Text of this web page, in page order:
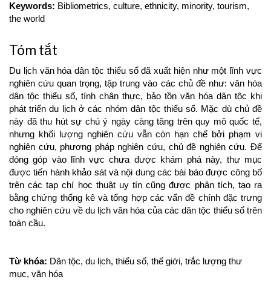
Keywords: Bibliometrics, culture, ethnicity, minority, tourism,
the world
Tóm tắt
Du lịch văn hóa dân tộc thiểu số đã xuất hiện như một lĩnh vực
nghiên cứu quan trọng, tập trung vào các chủ đề như: văn hóa
dân tộc thiểu số, tính chân thực, bảo tồn văn hóa dân tộc khi
phát triển du lịch ở các nhóm dân tộc thiểu số. Mặc dù chủ đề
này đã thu hút sự chú ý ngày càng tăng trên quy mô quốc tế,
nhưng khối lượng nghiên cứu vẫn còn hạn chế bởi phạm vi
nghiên cứu, phương pháp nghiên cứu, chủ đề nghiên cứu. Để
đóng góp vào lĩnh vực chưa được khám phá này, thư mục
được tiến hành khảo sát và nội dung các bài báo được công bố
trên các tạp chí học thuật uy tín cũng được phân tích, tạo ra
bằng chứng thống kê và tổng hợp các vấn đề chính đặc trưng
cho nghiên cứu về du lịch văn hóa của các dân tộc thiểu số trên
toàn cầu.
Từ khóa: Dân tộc, du lịch, thiểu số, thế giới, trắc lượng thư
mục, văn hóa